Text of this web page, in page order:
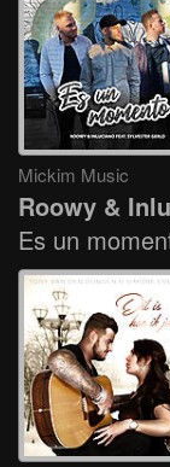
Mickim Music
Roowy &
Es un